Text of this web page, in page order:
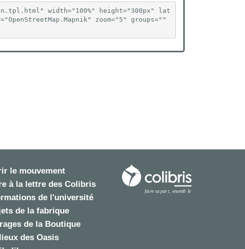
width="100%" height="300px" lat
zoom="5" groups=""
le mouvement
à la lettre des Colibris
de l'université
de la fabrique
de la Boutique
des Oasis